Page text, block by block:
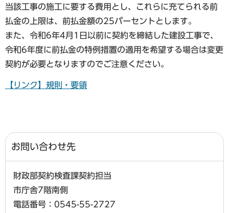
当該工事の施工に要する費用とし、これらに充てられる前
払金の上限は、前払金額の25パーセントとします。
また、令和6年4月1日以前に契約を締結した建設工事で、
令和6年度に前払金の特例措置の適用を希望する場合は変更
契約が必要となりますのでご注意ください。
【リンク】規則・要領
お問い合わせ先
財政部契約検査課契約担当
市庁舎7階南側
電話番号：0545-55-2727